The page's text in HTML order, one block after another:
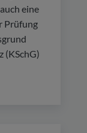
eine
Prüfung
(KSchG)